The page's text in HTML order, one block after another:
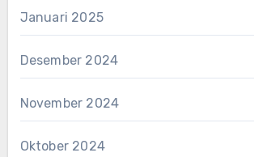
Januari 2025
Desember 2024
November 2024
Oktober 2024